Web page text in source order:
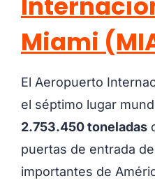
Miami
El Aeropuerto
el séptimo lugar
2.753.450 toneladas
puertas de entrada
importantes de